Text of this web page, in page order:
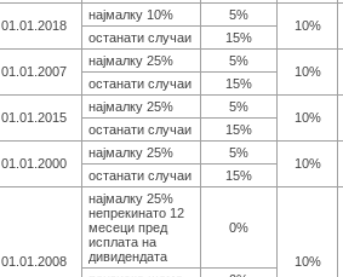
01.01.2018
најмалку 10% 5%
10%
останати случаи
15%
01.01.2007
најмалку 25% 5%
10%
останати случаи
15%
01.01.2015
најмалку 25% 5%
10%
останати случаи
15%
01.01.2000
најмалку 25% 5%
10%
останати случаи
15%
01.01.2008
најмалку 25%
непрекинато 12
месеци пред
исплата на
дивидендата
0%
10%